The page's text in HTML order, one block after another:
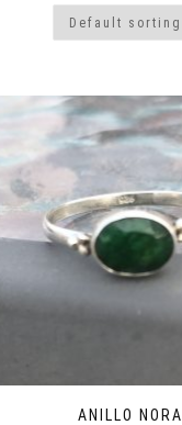
ANILLO NORA